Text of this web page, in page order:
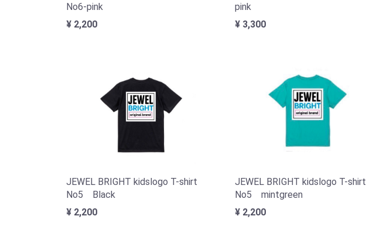
No6-pink
¥ 2,200
pink
¥ 3,300
JEWEL BRIGHT kidslogo T-shirt
No5 Black
¥ 2,200
JEWEL BRIGHT kidslogo T-shirt
No5 mintgreen
¥ 2,200